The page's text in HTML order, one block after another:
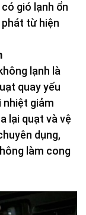
gió lạnh ổn
từ hiện
lạnh là
quay yếu
nhiệt giảm
lại quạt và vệ
dụng,
làm cong